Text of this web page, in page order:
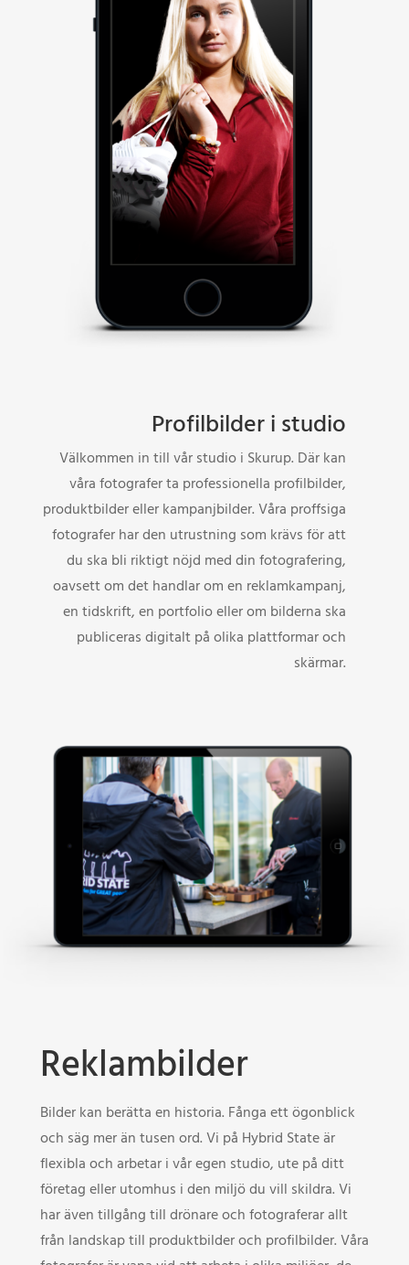
Profilbilder i studio
Välkommen in till vår studio i Skurup. Där kan
våra fotografer ta professionella profilbilder,
produktbilder eller kampanjbilder. Våra proffsiga
fotografer har den utrustning som krävs för att
du ska bli riktigt nöjd med din fotografering,
oavsett om det handlar om en reklamkampanj,
en tidskrift, en portfolio eller om bilderna ska
publiceras digitalt på olika plattformar och
skärmar.
Reklambilder
Bilder kan berätta en historia. Fånga ett ögonblick
och säg mer än tusen ord. Vi på Hybrid State är
flexibla och arbetar i vår egen studio, ute på ditt
företag eller utomhus i den miljö du vill skildra. Vi
har även tillgång till drönare och fotograferar allt
från landskap till produktbilder och profilbilder. Våra